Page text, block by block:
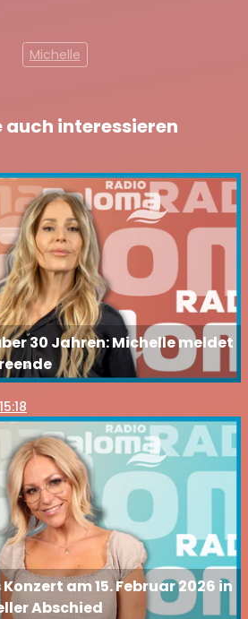
Michelle
auch interessieren
30 Jahren: Michelle meldet
am 15. Februar 2026 in
Abschied